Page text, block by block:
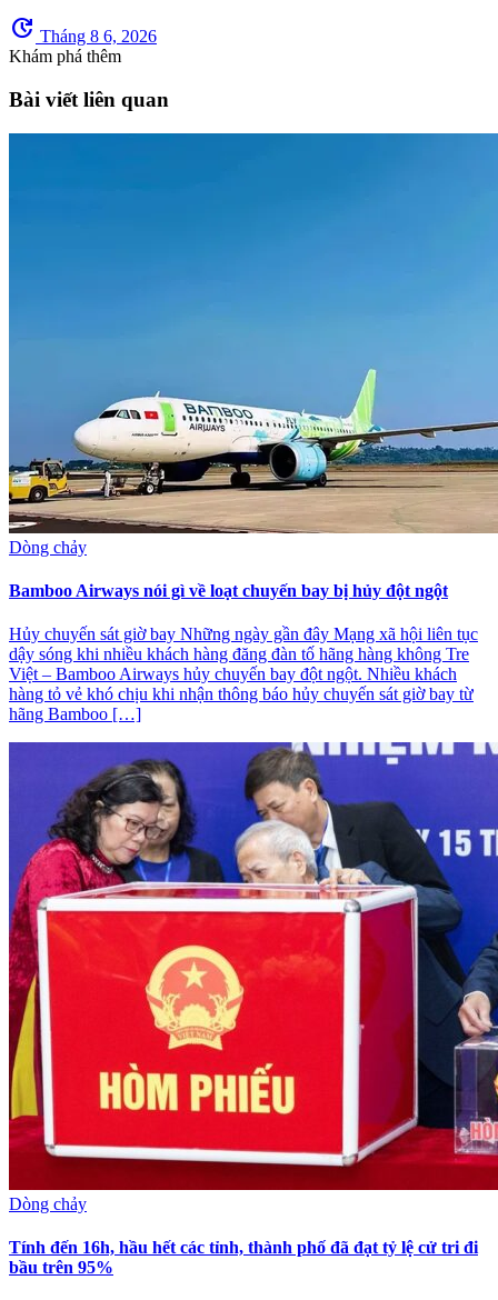
update Tháng 8 6, 2026
Khám phá thêm
Bài viết liên quan
Dòng chảy
Bamboo Airways nói gì về loạt chuyến bay bị hủy đột ngột
Hủy chuyến sát giờ bay Những ngày gần đây Mạng xã hội liên tục
dậy sóng khi nhiều khách hàng đăng đàn tố hãng hàng không Tre
Việt – Bamboo Airways hủy chuyến bay đột ngột. Nhiều khách
hàng tỏ vẻ khó chịu khi nhận thông báo hủy chuyến sát giờ bay từ
hãng Bamboo […]
Dòng chảy
Tính đến 16h, hầu hết các tỉnh, thành phố đã đạt tỷ lệ cử tri đi
bầu trên 95%